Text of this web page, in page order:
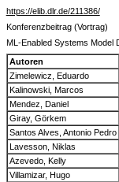
https://elib.dlr.de/211386/
Konferenzbeitrag (Vortrag)
ML-Enabled Systems Model
Autoren
Zimelewicz, Eduardo
Kalinowski, Marcos
Mendez, Daniel
Giray, Görkem
Santos Alves, Antonio Pedro
Lavesson, Niklas
Azevedo, Kelly
Villamizar, Hugo